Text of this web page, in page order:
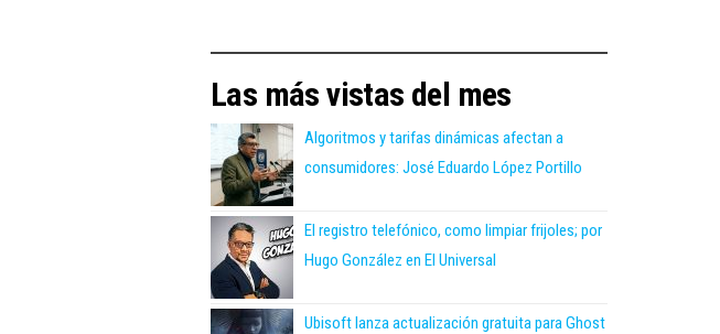
Las más vistas del mes
Algoritmos y tarifas dinámicas afectan a
consumidores: José Eduardo López Portillo
El registro telefónico, como limpiar frijoles; por
Hugo González en El Universal
Ubisoft lanza actualización gratuita para Ghost